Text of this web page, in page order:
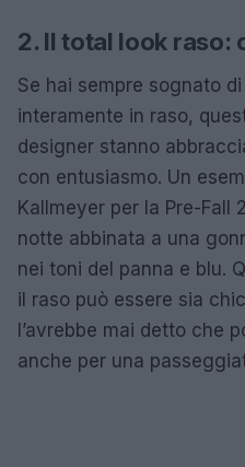
2. Il total look raso:
Se hai sempre sognato
interamente in raso,
designer stanno
con entusiasmo. Un
Kallmeyer per la Pre-Fall
notte abbinata a una
nei toni del panna e blu.
il raso può essere sia
l’avrebbe mai detto che
anche per una